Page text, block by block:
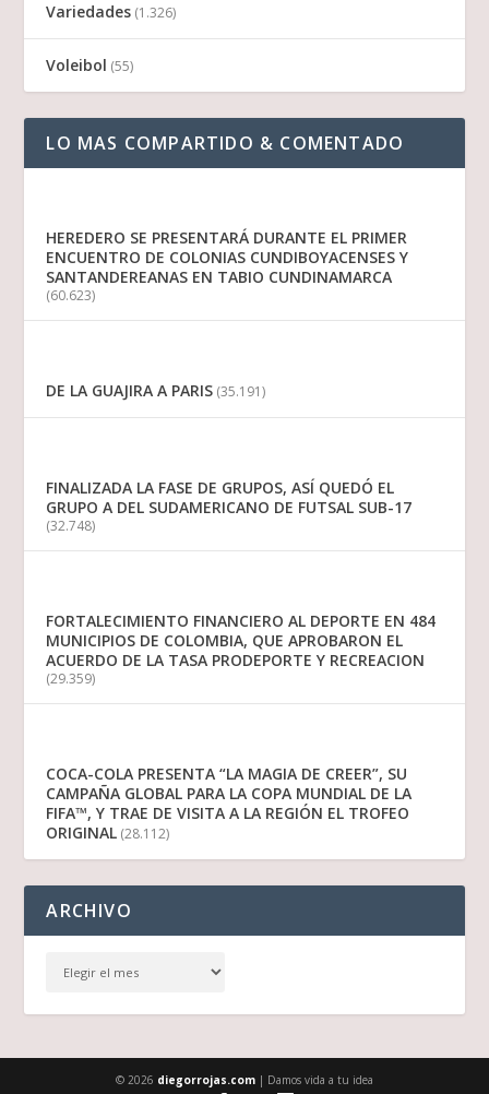
Variedades (1.326)
Voleibol (55)
LO MAS COMPARTIDO & COMENTADO
HEREDERO SE PRESENTARÁ DURANTE EL PRIMER
ENCUENTRO DE COLONIAS CUNDIBOYACENSES Y
SANTANDEREANAS EN TABIO CUNDINAMARCA
(60.623)
DE LA GUAJIRA A PARIS (35.191)
FINALIZADA LA FASE DE GRUPOS, ASÍ QUEDÓ EL
GRUPO A DEL SUDAMERICANO DE FUTSAL SUB-17
(32.748)
FORTALECIMIENTO FINANCIERO AL DEPORTE EN 484
MUNICIPIOS DE COLOMBIA, QUE APROBARON EL
ACUERDO DE LA TASA PRODEPORTE Y RECREACION
(29.359)
COCA-COLA PRESENTA “LA MAGIA DE CREER”, SU
CAMPAÑA GLOBAL PARA LA COPA MUNDIAL DE LA
FIFA™, Y TRAE DE VISITA A LA REGIÓN EL TROFEO
ORIGINAL (28.112)
ARCHIVO
© 2026 diegorrojas.com | Damos vida a tu idea